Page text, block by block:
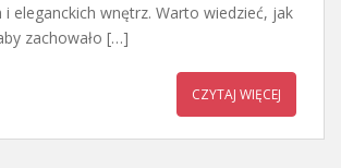
eleganckich wnętrz. Warto wiedzieć, jak
zachowało […]
CZYTAJ WIĘCEJ